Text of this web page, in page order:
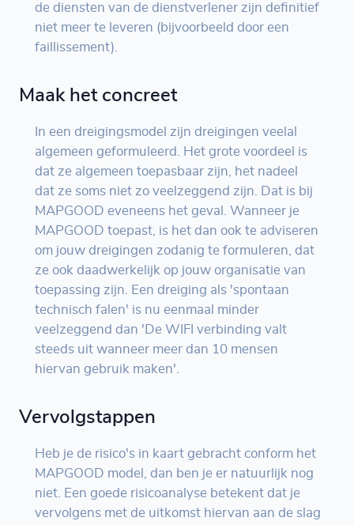
de diensten van de dienstverlener zijn definitief
niet meer te leveren (bijvoorbeeld door een
faillissement).
Maak het concreet
In een dreigingsmodel zijn dreigingen veelal
algemeen geformuleerd. Het grote voordeel is
dat ze algemeen toepasbaar zijn, het nadeel
dat ze soms niet zo veelzeggend zijn. Dat is bij
MAPGOOD eveneens het geval. Wanneer je
MAPGOOD toepast, is het dan ook te adviseren
om jouw dreigingen zodanig te formuleren, dat
ze ook daadwerkelijk op jouw organisatie van
toepassing zijn. Een dreiging als 'spontaan
technisch falen' is nu eenmaal minder
veelzeggend dan 'De WIFI verbinding valt
steeds uit wanneer meer dan 10 mensen
hiervan gebruik maken'.
Vervolgstappen
Heb je de risico's in kaart gebracht conform het
MAPGOOD model, dan ben je er natuurlijk nog
niet. Een goede risicoanalyse betekent dat je
vervolgens met de uitkomst hiervan aan de slag